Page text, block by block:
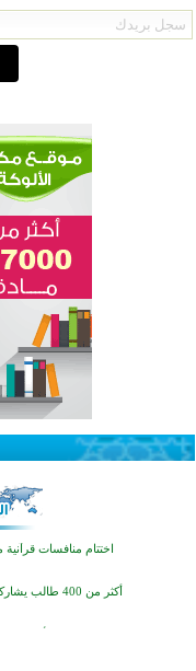
اختتام الدورة التاسعة
تيسليتش تختتم برنامجا
اختتام منافسات قرآنية
افتتاح تاريخي لأول
منطقة ريبوفسي تحتفل